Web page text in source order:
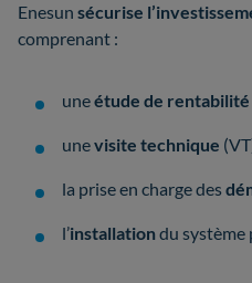
Enesun sécurise
comprenant :
uneétude de rentabilité
unevisite technique
la prise en charge des
l’installationdu